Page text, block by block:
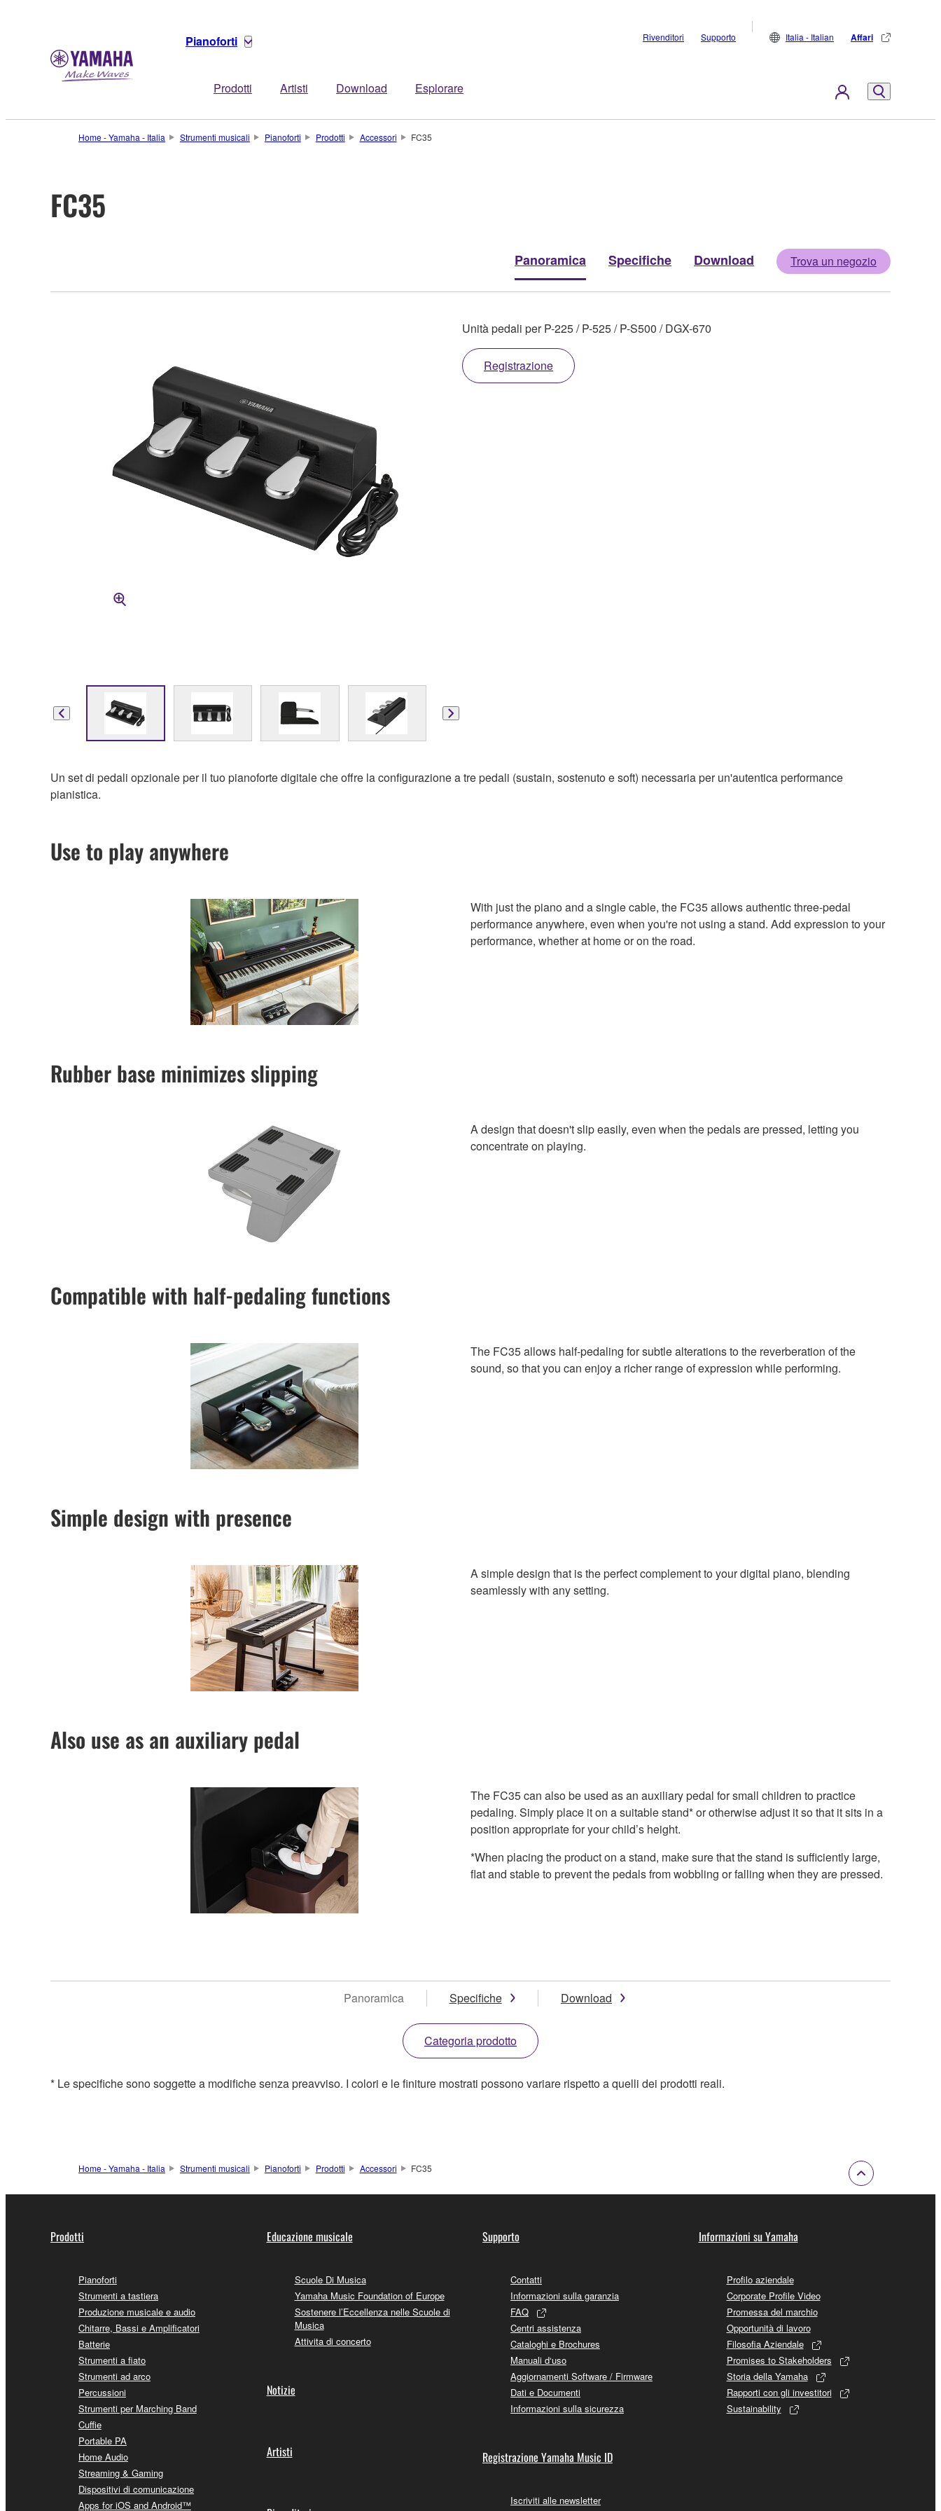
Pianoforti
Prodotti Artisti Download Esplorare
Rivenditori Supporto Italia - Italian Affari
Home - Yamaha - Italia Strumenti musicali Pianoforti Prodotti Accessori FC35
FC35
Panoramica Specifiche Download Trova un negozio
Unità pedali per P-225 / P-525 / P-S500 / DGX-670
Registrazione
Un set di pedali opzionale per il tuo pianoforte digitale che offre la configurazione a tre pedali (sustain, sostenuto e soft) necessaria per un'autentica performance
pianistica.
Use to play anywhere
With just the piano and a single cable, the FC35 allows authentic three-pedal
performance anywhere, even when you're not using a stand. Add expression to your
performance, whether at home or on the road.
Rubber base minimizes slipping
A design that doesn't slip easily, even when the pedals are pressed, letting you
concentrate on playing.
Compatible with half-pedaling functions
The FC35 allows half-pedaling for subtle alterations to the reverberation of the
sound, so that you can enjoy a richer range of expression while performing.
Simple design with presence
A simple design that is the perfect complement to your digital piano, blending
seamlessly with any setting.
Also use as an auxiliary pedal
The FC35 can also be used as an auxiliary pedal for small children to practice
pedaling. Simply place it on a suitable stand* or otherwise adjust it so that it sits in a
position appropriate for your child’s height.
*When placing the product on a stand, make sure that the stand is sufficiently large,
flat and stable to prevent the pedals from wobbling or falling when they are pressed.
Panoramica Specifiche Download
Categoria prodotto
* Le specifiche sono soggette a modifiche senza preavviso. I colori e le finiture mostrati possono variare rispetto a quelli dei prodotti reali.
Home - Yamaha - Italia Strumenti musicali Pianoforti Prodotti Accessori FC35
Prodotti
Pianoforti
Strumenti a tastiera
Produzione musicale e audio
Chitarre, Bassi e Amplificatori
Batterie
Strumenti a fiato
Strumenti ad arco
Percussioni
Strumenti per Marching Band
Cuffie
Portable PA
Home Audio
Streaming & Gaming
Dispositivi di comunicazione
Apps for iOS and Android™
Educazione musicale
Scuole Di Musica
Yamaha Music Foundation of Europe
Sostenere l’Eccellenza nelle Scuole di
Musica
Attivita di concerto
Notizie
Artisti
Supporto
Contatti
Informazioni sulla garanzia
FAQ
Centri assistenza
Cataloghi e Brochures
Manuali d‘uso
Aggiornamenti Software / Firmware
Dati e Documenti
Informazioni sulla sicurezza
Registrazione Yamaha Music ID
Iscriviti alle newsletter
Informazioni su Yamaha
Profilo aziendale
Corporate Profile Video
Promessa del marchio
Opportunità di lavoro
Filosofia Aziendale
Promises to Stakeholders
Storia della Yamaha
Rapporti con gli investitori
Sustainability